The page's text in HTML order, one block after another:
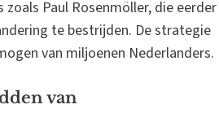
Paul Rosenmöller, die eerder
te bestrijden. De strategie
van miljoenen Nederlanders.
van